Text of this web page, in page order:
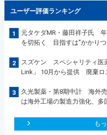
ユーザー評価ランキング
1
元タケダMR・藤田祥子氏
を切拓く 目指すは”かかりつ
2
スズケン スペシャリティ医
Link」 10月から提供 廃棄ロ
3
久光製薬・第8期中計 海外
は海外工場の製造力強化、多
も